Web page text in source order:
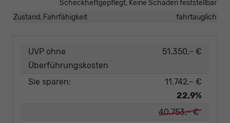
Scheckheftgepflegt, Keine Schäden feststellbar
Zustand, Fahrfähigkeit
fahrtauglich
UVP ohne
Überführungskosten
51.350,– €
Sie sparen:
11.742,– €
22,9%
40.753,– €